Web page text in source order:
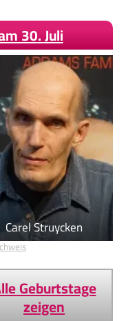
30. Juli
Carel Struycken
Geburtstage
zeigen